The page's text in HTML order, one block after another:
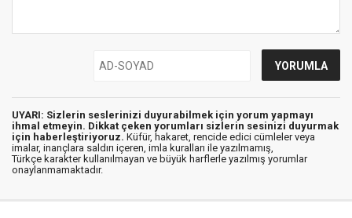
UYARI: Sizlerin seslerinizi duyurabilmek için yorum yapmayı
ihmal etmeyin. Dikkat çeken yorumları sizlerin sesinizi duyurmak
için haberleştiriyoruz. Küfür, hakaret, rencide edici cümleler veya
imalar, inançlara saldırı içeren, imla kuralları ile yazılmamış,
Türkçe karakter kullanılmayan ve büyük harflerle yazılmış yorumlar
onaylanmamaktadır.